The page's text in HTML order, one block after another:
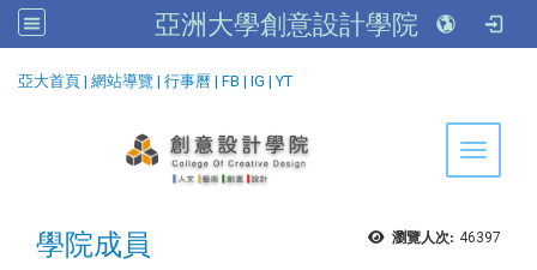
亞洲大學創意設計學院
亞大首頁 | 網站導覽 | 行事曆 | FB | IG | YT
Toggle
瀏覽人次: 46397
學院成員